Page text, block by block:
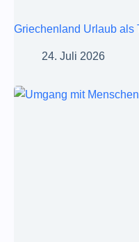
Griechenland Urlaub als
24. Juli 2026